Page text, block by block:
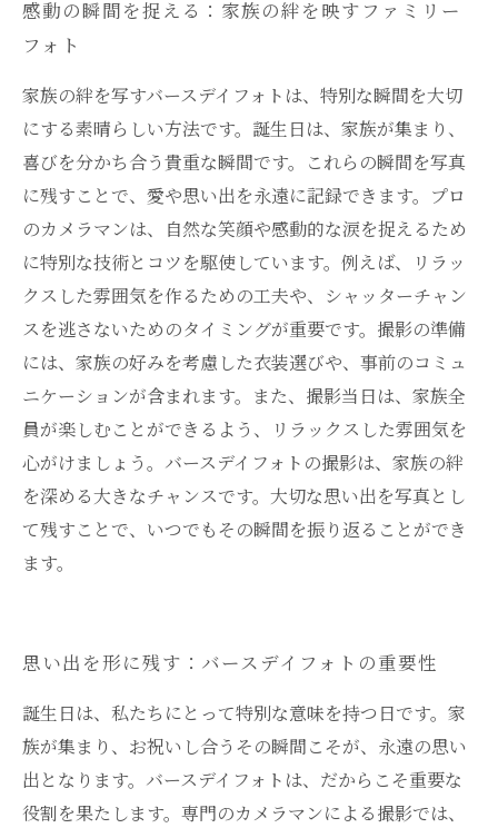
感動の瞬間を捉える：家族の絆を映すファミリー
フォト
家族の絆を写すバースデイフォトは、特別な瞬間を大切
にする素晴らしい方法です。誕生日は、家族が集まり、
喜びを分かち合う貴重な瞬間です。これらの瞬間を写真
に残すことで、愛や思い出を永遠に記録できます。プロ
のカメラマンは、自然な笑顔や感動的な涙を捉えるため
に特別な技術とコツを駆使しています。例えば、リラッ
クスした雰囲気を作るための工夫や、シャッターチャン
スを逃さないためのタイミングが重要です。撮影の準備
には、家族の好みを考慮した衣装選びや、事前のコミュ
ニケーションが含まれます。また、撮影当日は、家族全
員が楽しむことができるよう、リラックスした雰囲気を
心がけましょう。バースデイフォトの撮影は、家族の絆
を深める大きなチャンスです。大切な思い出を写真とし
て残すことで、いつでもその瞬間を振り返ることができ
ます。
思い出を形に残す：バースデイフォトの重要性
誕生日は、私たちにとって特別な意味を持つ日です。家
族が集まり、お祝いし合うその瞬間こそが、永遠の思い
出となります。バースデイフォトは、だからこそ重要な
役割を果たします。専門のカメラマンによる撮影では、